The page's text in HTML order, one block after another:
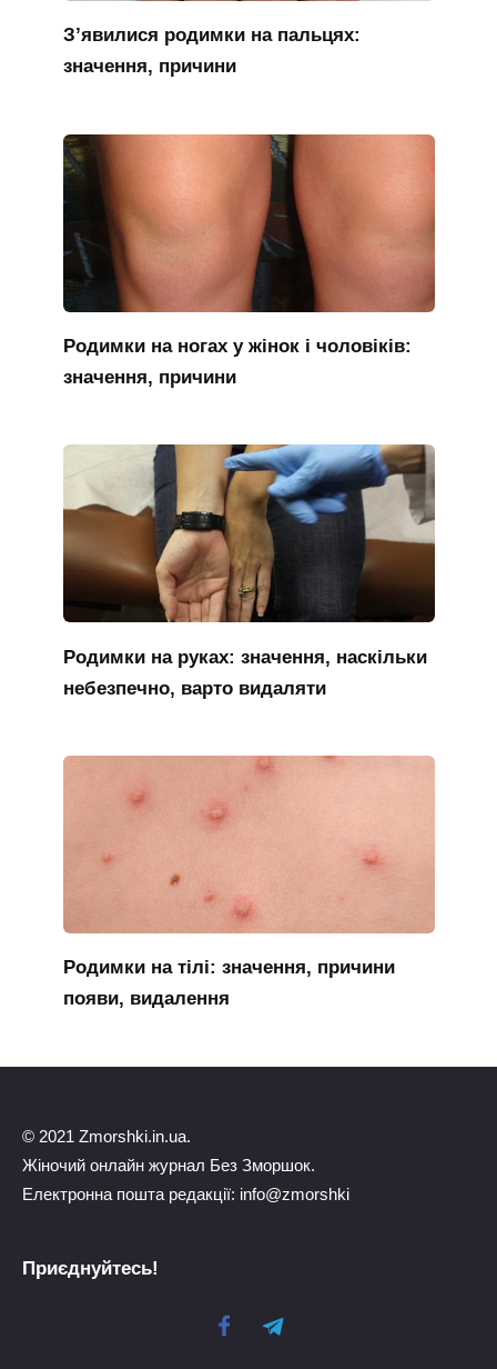
З’явилися родимки на пальцях:
значення, причини
Родимки на ногах у жінок і чоловіків:
значення, причини
Родимки на руках: значення, наскільки
небезпечно, варто видаляти
Родимки на тілі: значення, причини
появи, видалення
© 2021 Zmorshki.in.ua.
Жіночий онлайн журнал Без Зморшок.
Електронна пошта редакції: info@zmorshki
Приєднуйтесь!